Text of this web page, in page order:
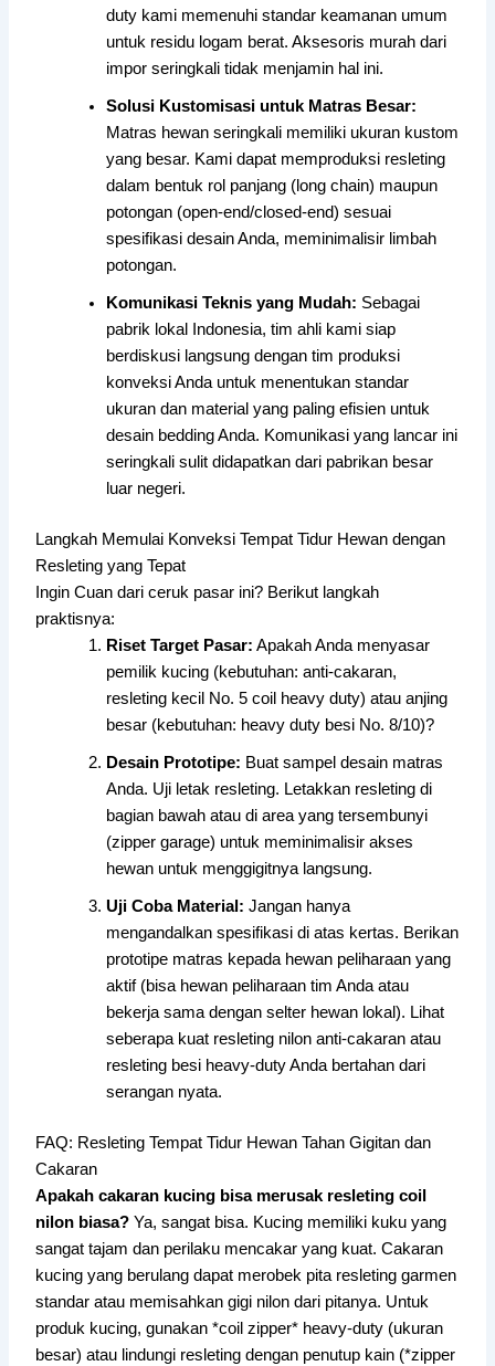
duty kami memenuhi standar keamanan umum
untuk residu logam berat. Aksesoris murah dari
impor seringkali tidak menjamin hal ini.
Solusi Kustomisasi untuk Matras Besar:
Matras hewan seringkali memiliki ukuran kustom
yang besar. Kami dapat memproduksi resleting
dalam bentuk rol panjang (long chain) maupun
potongan (open-end/closed-end) sesuai
spesifikasi desain Anda, meminimalisir limbah
potongan.
Komunikasi Teknis yang Mudah: Sebagai
pabrik lokal Indonesia, tim ahli kami siap
berdiskusi langsung dengan tim produksi
konveksi Anda untuk menentukan standar
ukuran dan material yang paling efisien untuk
desain bedding Anda. Komunikasi yang lancar ini
seringkali sulit didapatkan dari pabrikan besar
luar negeri.
Langkah Memulai Konveksi Tempat Tidur Hewan dengan
Resleting yang Tepat
Ingin Cuan dari ceruk pasar ini? Berikut langkah
praktisnya:
Riset Target Pasar: Apakah Anda menyasar
pemilik kucing (kebutuhan: anti-cakaran,
resleting kecil No. 5 coil heavy duty) atau anjing
besar (kebutuhan: heavy duty besi No. 8/10)?
Desain Prototipe: Buat sampel desain matras
Anda. Uji letak resleting. Letakkan resleting di
bagian bawah atau di area yang tersembunyi
(zipper garage) untuk meminimalisir akses
hewan untuk menggigitnya langsung.
Uji Coba Material: Jangan hanya
mengandalkan spesifikasi di atas kertas. Berikan
prototipe matras kepada hewan peliharaan yang
aktif (bisa hewan peliharaan tim Anda atau
bekerja sama dengan selter hewan lokal). Lihat
seberapa kuat resleting nilon anti-cakaran atau
resleting besi heavy-duty Anda bertahan dari
serangan nyata.
FAQ: Resleting Tempat Tidur Hewan Tahan Gigitan dan
Cakaran
Apakah cakaran kucing bisa merusak resleting coil
nilon biasa? Ya, sangat bisa. Kucing memiliki kuku yang
sangat tajam dan perilaku mencakar yang kuat. Cakaran
kucing yang berulang dapat merobek pita resleting garmen
standar atau memisahkan gigi nilon dari pitanya. Untuk
produk kucing, gunakan *coil zipper* heavy-duty (ukuran
besar) atau lindungi resleting dengan penutup kain (*zipper